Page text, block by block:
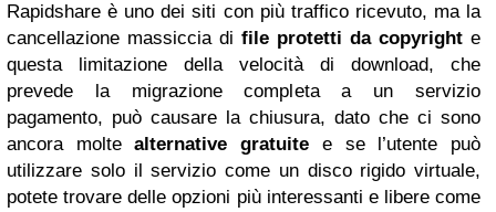
Rapidshare è uno dei siti con più traffico ricevuto, ma la
cancellazione massiccia di file protetti da copyright e
questa limitazione della velocità di download, che
prevede la migrazione completa a un servizio
pagamento, può causare la chiusura, dato che ci sono
ancora moltealternative gratuite e se l’utente può
utilizzare solo il servizio come un disco rigido virtuale,
potete trovare delle opzioni più interessanti e libere come